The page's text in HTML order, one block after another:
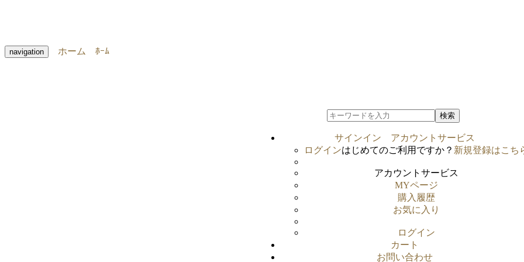
navigation ホーム ﾎｰﾑ
検索
サインイン
アカウントサービス
ログインはじめてのご利用ですか？ 新規登録はこち
アカウントサービス
MYページ
購入履歴
お気に入り
ログイン
カート
お問い合わせ